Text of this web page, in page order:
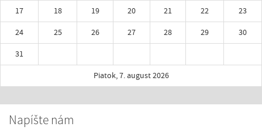
17
18 19 20 21 22
23
24
25 26 27 28 29
30
31
Piatok, 7. august 2026
Napíšte nám